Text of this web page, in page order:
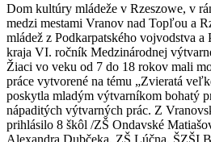
Dom kultúry mládeže v Rzeszowe, v
medzi mestami Vranov nad Topľou a
mládež z Podkarpatského vojvodstva a
kraja VI. ročník Medzinárodnej
Žiaci vo veku od 7 do 18 rokov mali
práce vytvorené na tému „Zvieratá
poskytla mladým výtvarníkom bohatý
nápaditých výtvarných prác. Z
prihlásilo 8 škôl /ZŠ Ondavské
Alexandra Dubčeka, ZŠ Lúčna, ŠZŠI